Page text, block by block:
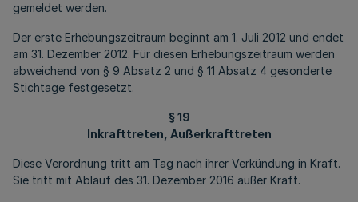
gemeldet werden.
Der erste Erhebungszeitraum beginnt am 1. Juli 2012 und endet
am 31. Dezember 2012. Für diesen Erhebungszeitraum werden
abweichend von § 9 Absatz 2 und § 11 Absatz 4 gesonderte
Stichtage festgesetzt.
§ 19
Inkrafttreten, Außerkrafttreten
Diese Verordnung tritt am Tag nach ihrer Verkündung in Kraft.
Sie tritt mit Ablauf des 31. Dezember 2016 außer Kraft.